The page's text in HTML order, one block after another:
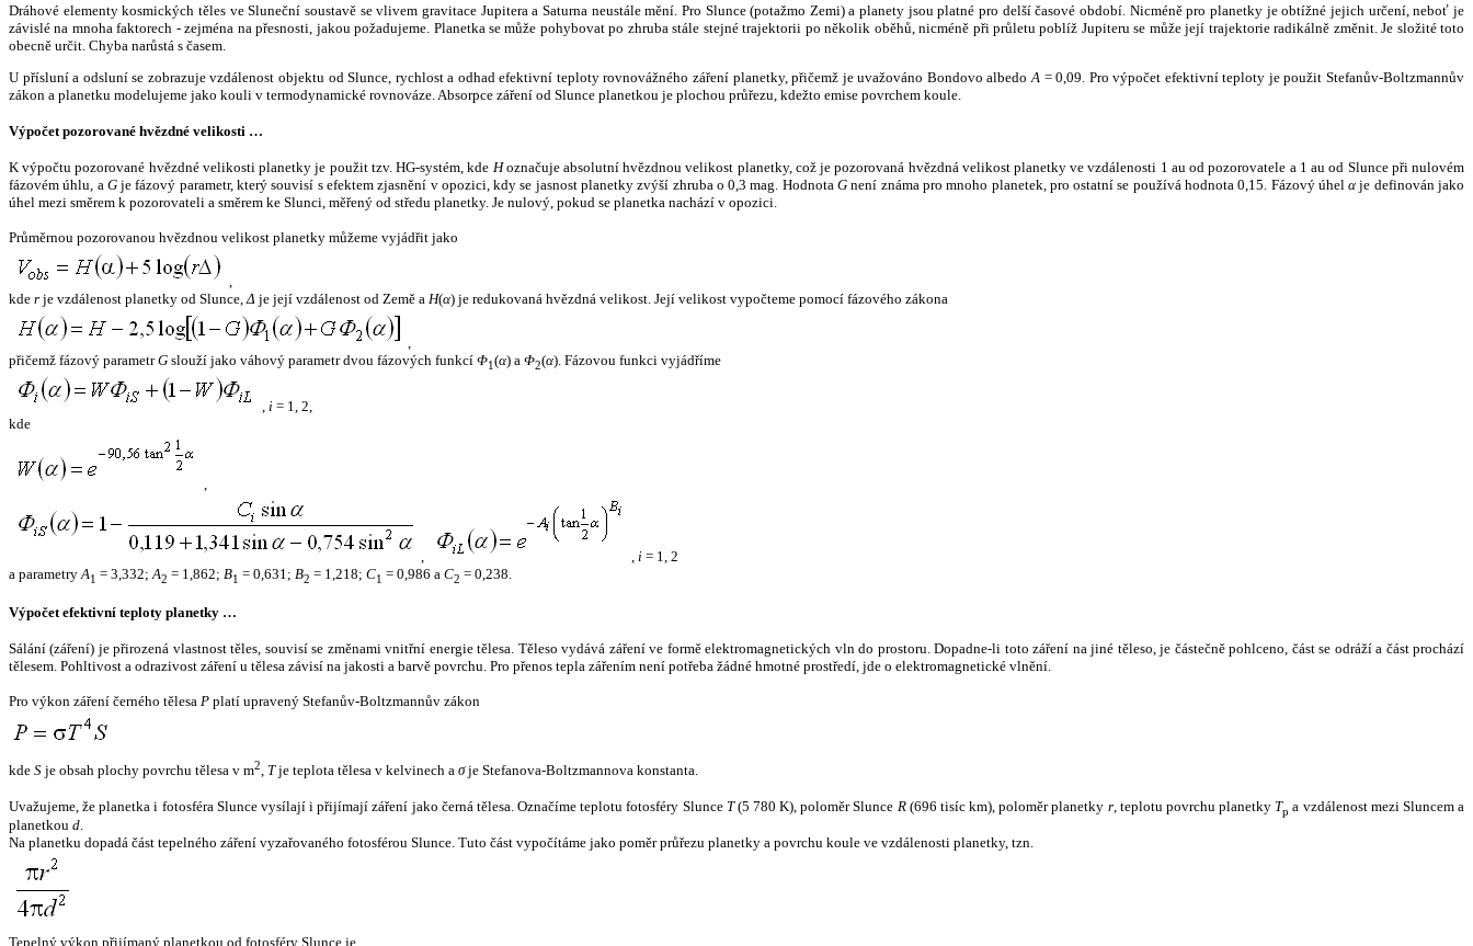
Dráhové elementy kosmických těles ve Sluneční soustavě se vlivem gravitace Jupitera a Saturna neustále mění. Pro Slunce (potažmo Zemi) a planety jsou platné pro delší časové období. Nicméně pro planetky je obtížné jejich určení, neboť je
závislé na mnoha faktorech - zejména na přesnosti, jakou požadujeme. Planetka se může pohybovat po zhruba stále stejné trajektorii po několik oběhů, nicméně při průletu poblíž Jupiteru se může její trajektorie radikálně změnit. Je složité toto
obecně určit. Chyba narůstá s časem.
U přísluní a odsluní se zobrazuje vzdálenost objektu od Slunce, rychlost a odhad efektivní teploty rovnovážného záření planetky, přičemž je uvažováno Bondovo albedo A = 0,09. Pro výpočet efektivní teploty je použit Stefanův-Boltzmannův
zákon a planetku modelujeme jako kouli v termodynamické rovnováze. Absorpce záření od Slunce planetkou je plochou průřezu, kdežto emise povrchem koule.
Výpočet pozorované hvězdné velikosti …
K výpočtu pozorované hvězdné velikosti planetky je použit tzv. HG-systém, kde Hoznačuje absolutní hvězdnou velikost planetky, což je pozorovaná hvězdná velikost planetky ve vzdálenosti 1 au od pozorovatele a 1 au od Slunce při nulovém
fázovém úhlu, a Gje fázový parametr, který souvisí s efektem zjasnění v opozici, kdy se jasnost planetky zvýší zhruba o 0,3 mag. HodnotaG není známa pro mnoho planetek, pro ostatní se používá hodnota 0,15. Fázový úhelα je definován jako
úhel mezi směrem k pozorovateli a směrem ke Slunci, měřený od středu planetky. Je nulový, pokud se planetka nachází v opozici.
Průměrnou pozorovanou hvězdnou velikost planetky můžeme vyjádřit jako
,
kde r je vzdálenost planetky od Slunce,Δ je její vzdálenost od Země a H(α) je redukovaná hvězdná velikost. Její velikost vypočteme pomocí fázového zákona
,
přičemž fázový parametrG slouží jako váhový parametr dvou fázových funkcí Φ1(α) a Φ2(α). Fázovou funkci vyjádříme
, i = 1, 2,
kde
,
, , i = 1, 2
a parametryA1 = 3,332;A2 = 1,862; B1 = 0,631; B2 = 1,218; C1 = 0,986 a C2 = 0,238.
Výpočet efektivní teploty planetky …
Sálání (záření) je přirozená vlastnost těles, souvisí se změnami vnitřní energie tělesa. Těleso vydává záření ve formě elektromagnetických vln do prostoru. Dopadne-li toto záření na jiné těleso, je částečně pohlceno, část se odráží a část prochází
tělesem. Pohltivost a odrazivost záření u tělesa závisí na jakosti a barvě povrchu. Pro přenos tepla zářením není potřeba žádné hmotné prostředí, jde o elektromagnetické vlnění.
Pro výkon záření černého tělesa P platí upravený Stefanův-Boltzmannův zákon
kde S je obsah plochy povrchu tělesa v m2, Tje teplota tělesa v kelvinech a σje Stefanova-Boltzmannova konstanta.
Uvažujeme, že planetka i fotosféra Slunce vysílají i přijímají záření jako černá tělesa. Označíme teplotu fotosféry Slunce T(5 780 K), poloměr Slunce R(696 tisíc km), poloměr planetky r, teplotu povrchu planetky Tp a vzdálenost mezi Sluncem a
planetkou d.
Na planetku dopadá část tepelného záření vyzařovaného fotosférou Slunce. Tuto část vypočítáme jako poměr průřezu planetky a povrchu koule ve vzdálenosti planetky, tzn.
Tepelný výkon přijímaný planetkou od fotosféry Slunce je